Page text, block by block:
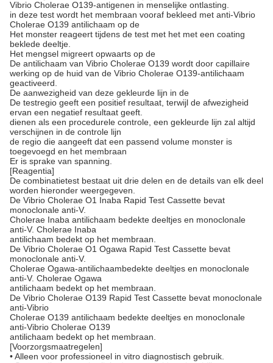
Vibrio Cholerae O139-antigenen in menselijke ontlasting.
in deze test wordt het membraan vooraf bekleed met anti-Vibrio
Cholerae O139 antilichaam op de
Het monster reageert tijdens de test met het met een coating
beklede deeltje.
Het mengsel migreert opwaarts op de
De antilichaam van Vibrio Cholerae O139 wordt door capillaire
werking op de huid van de Vibrio Cholerae O139-antilichaam
geactiveerd.
De aanwezigheid van deze gekleurde lijn in de
De testregio geeft een positief resultaat, terwijl de afwezigheid
ervan een negatief resultaat geeft.
dienen als een procedurele controle, een gekleurde lijn zal altijd
verschijnen in de controle lijn
de regio die aangeeft dat een passend volume monster is
toegevoegd en het membraan
Er is sprake van spanning.
[Reagentia]
De combinatietest bestaat uit drie delen en de details van elk deel
worden hieronder weergegeven.
De Vibrio Cholerae O1 Inaba Rapid Test Cassette bevat
monoclonale anti-V.
Cholerae Inaba antilichaam bedekte deeltjes en monoclonale
anti-V. Cholerae Inaba
antilichaam bedekt op het membraan.
De Vibrio Cholerae O1 Ogawa Rapid Test Cassette bevat
monoclonale anti-V.
Cholerae Ogawa-antilichaambedekte deeltjes en monoclonale
anti-V. Cholerae Ogawa
antilichaam bedekt op het membraan.
De Vibrio Cholerae O139 Rapid Test Cassette bevat monoclonale
anti-Vibrio
Cholerae O139 antilichaam bedekte deeltjes en monoclonale
anti-Vibrio Cholerae O139
antilichaam bedekt op het membraan.
[Voorzorgsmaatregelen]
• Alleen voor professioneel in vitro diagnostisch gebruik.